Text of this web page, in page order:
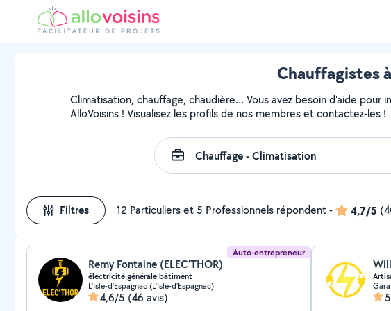
Chauffagistes
Climatisation, chauffage, chaudière… Vous avez besoin d'aide
AlloVoisins ! Visualisez les profils de nos membres et contactez-les !
Filtres 12 Particuliers et 5 Professionnels répondent- 4,7/5
Auto-entrepreneur
Remy Fontaine (ELEC’THOR)
électricité générale bâtiment
L'Isle-d'Espagnac (L'Isle-d'Espagnac)
4,6/5 (46 avis)